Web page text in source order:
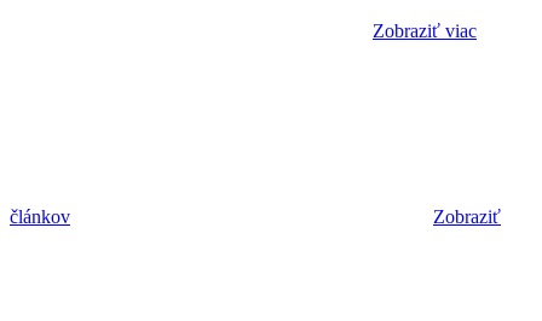
Zobraziť viac
článkov Zobraziť